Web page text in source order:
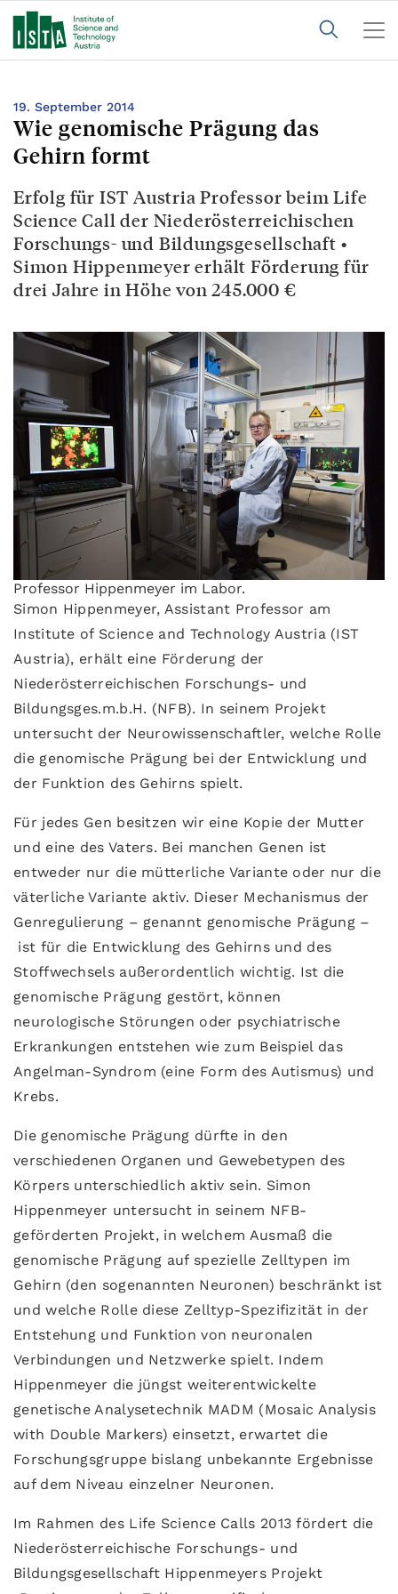
19. September 2014
Wie genomische Prägung das
Gehirn formt
Erfolg für IST Austria Professor beim Life
Science Call der Niederösterreichischen
Forschungs- und Bildungsgesellschaft •
Simon Hippenmeyer erhält Förderung für
drei Jahre in Höhe von 245.000 €
Professor Hippenmeyer im Labor.
Simon Hippenmeyer, Assistant Professor am
Institute of Science and Technology Austria (IST
Austria), erhält eine Förderung der
Niederösterreichischen Forschungs- und
Bildungsges.m.b.H. (NFB). In seinem Projekt
untersucht der Neurowissenschaftler, welche Rolle
die genomische Prägung bei der Entwicklung und
der Funktion des Gehirns spielt.
Für jedes Gen besitzen wir eine Kopie der Mutter
und eine des Vaters. Bei manchen Genen ist
entweder nur die mütterliche Variante oder nur die
väterliche Variante aktiv. Dieser Mechanismus der
Genregulierung – genannt genomische Prägung –
ist für die Entwicklung des Gehirns und des
Stoffwechsels außerordentlich wichtig. Ist die
genomische Prägung gestört, können
neurologische Störungen oder psychiatrische
Erkrankungen entstehen wie zum Beispiel das
Angelman-Syndrom (eine Form des Autismus) und
Krebs.
Die genomische Prägung dürfte in den
verschiedenen Organen und Gewebetypen des
Körpers unterschiedlich aktiv sein. Simon
Hippenmeyer untersucht in seinem NFB-
geförderten Projekt, in welchem Ausmaß die
genomische Prägung auf spezielle Zelltypen im
Gehirn (den sogenannten Neuronen) beschränkt ist
und welche Rolle diese Zelltyp-Spezifizität in der
Entstehung und Funktion von neuronalen
Verbindungen und Netzwerke spielt. Indem
Hippenmeyer die jüngst weiterentwickelte
genetische Analysetechnik MADM (Mosaic Analysis
with Double Markers) einsetzt, erwartet die
Forschungsgruppe bislang unbekannte Ergebnisse
auf dem Niveau einzelner Neuronen.
Im Rahmen des Life Science Calls 2013 fördert die
Niederösterreichische Forschungs- und
Bildungsgesellschaft Hippenmeyers Projekt